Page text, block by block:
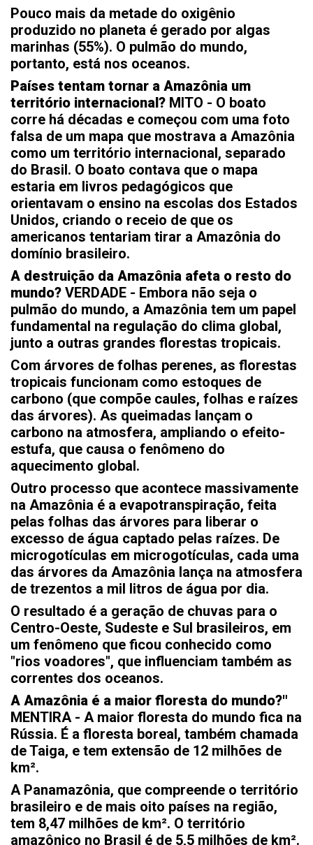
Pouco mais da metade do oxigênio
produzido no planeta é gerado por algas
marinhas (55%). O pulmão do mundo,
portanto, está nos oceanos.
Países tentam tornar a Amazônia um
território internacional? MITO - O boato
corre há décadas e começou com uma foto
falsa de um mapa que mostrava a Amazônia
como um território internacional, separado
do Brasil. O boato contava que o mapa
estaria em livros pedagógicos que
orientavam o ensino na escolas dos Estados
Unidos, criando o receio de que os
americanos tentariam tirar a Amazônia do
domínio brasileiro.
A destruição da Amazônia afeta o resto do
mundo? VERDADE - Embora não seja o
pulmão do mundo, a Amazônia tem um papel
fundamental na regulação do clima global,
junto a outras grandes florestas tropicais.
Com árvores de folhas perenes, as florestas
tropicais funcionam como estoques de
carbono (que compõe caules, folhas e raízes
das árvores). As queimadas lançam o
carbono na atmosfera, ampliando o efeito-
estufa, que causa o fenômeno do
aquecimento global.
Outro processo que acontece massivamente
na Amazônia é a evapotranspiração, feita
pelas folhas das árvores para liberar o
excesso de água captado pelas raízes. De
microgotículas em microgotículas, cada uma
das árvores da Amazônia lança na atmosfera
de trezentos a mil litros de água por dia.
O resultado é a geração de chuvas para o
Centro-Oeste, Sudeste e Sul brasileiros, em
um fenômeno que ficou conhecido como
"rios voadores", que influenciam também as
correntes dos oceanos.
A Amazônia é a maior floresta do mundo?"
MENTIRA - A maior floresta do mundo fica na
Rússia. É a floresta boreal, também chamada
de Taiga, e tem extensão de 12 milhões de
km².
A Panamazônia, que compreende o território
brasileiro e de mais oito países na região,
tem 8,47 milhões de km². O território
amazônico no Brasil é de 5,5 milhões de km².